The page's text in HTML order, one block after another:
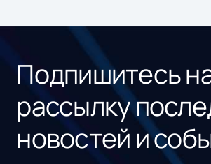
Подпишитесь
рассылку
новостей и